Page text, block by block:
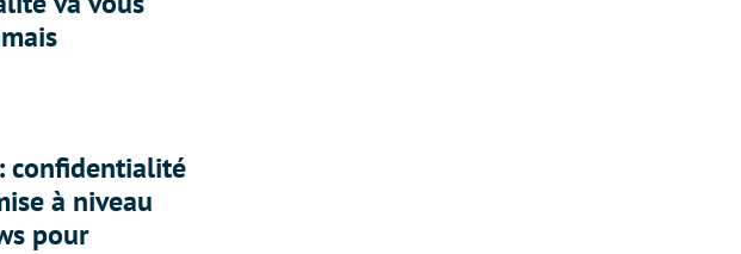
confidentialité
à niveau
pour